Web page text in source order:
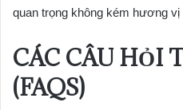
quan trọng không kém hương vị
CÁC CÂU HỎI
(FAQS)